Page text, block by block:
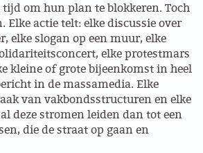
tijd om hun plan te blokkeren. Toch
Elke actie telt: elke discussie over
elke slogan op een muur, elke
elke protestmars
kleine of grote bijeenkomst in heel
in de massamedia. Elke
van vakbondsstructuren en elke
deze stromen leiden dan tot een
die de straat op gaan en